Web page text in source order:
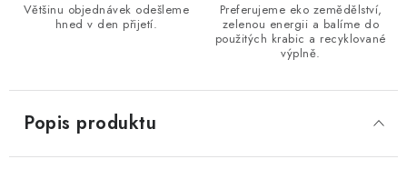
Většinu objednávek odešleme
hned v den přijetí.
Preferujeme eko zemědělství,
zelenou energii a balíme do
použitých krabic a recyklované
výplně.
Popis produktu